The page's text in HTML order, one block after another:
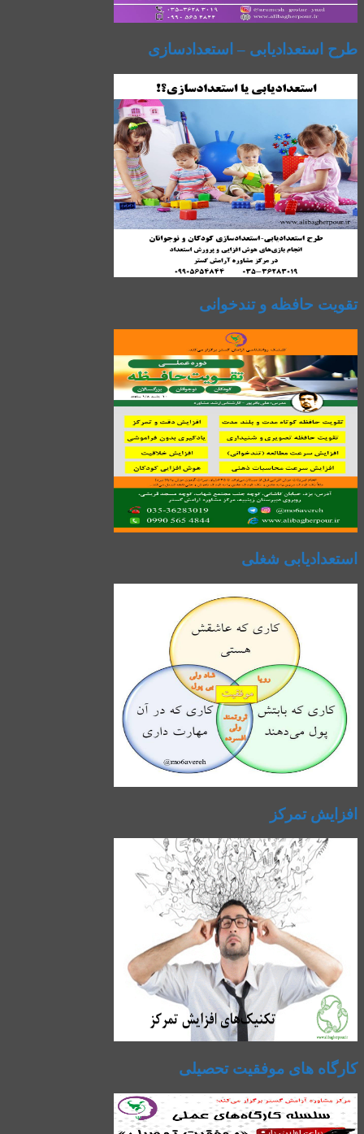
طرح استعدادیابی – استعدادسازی
تقویت حافظه و تندخوانی
استعدادیابی شغلی
افزایش تمرکز
کارگاه های موفقیت تحصیلی